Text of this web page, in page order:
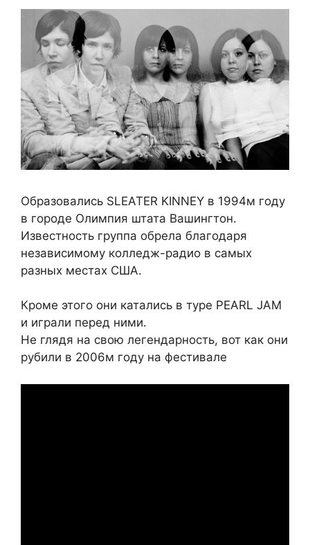
Образовались SLEATER KINNEY в 1994м году
в городе Олимпия штата Вашингтон.
Известность группа обрела благодаря
независимому колледж-радио в самых
разных местах США.
Кроме этого они катались в туре PEARL JAM
и играли перед ними.
Не глядя на свою легендарность, вот как они
рубили в 2006м году на фестивале